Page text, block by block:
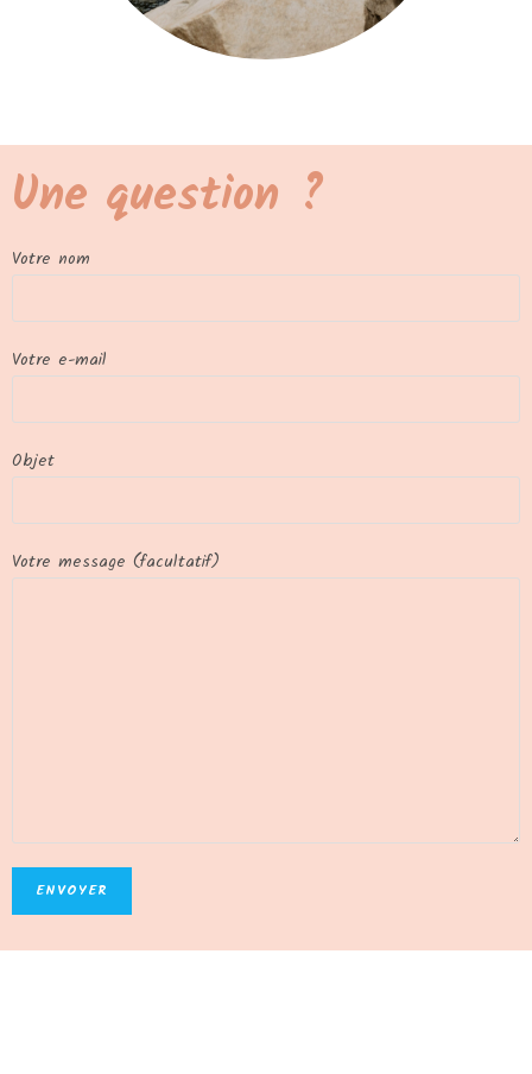
Une question ?
Votre nom
Votre e-mail
Objet
Votre message (facultatif)